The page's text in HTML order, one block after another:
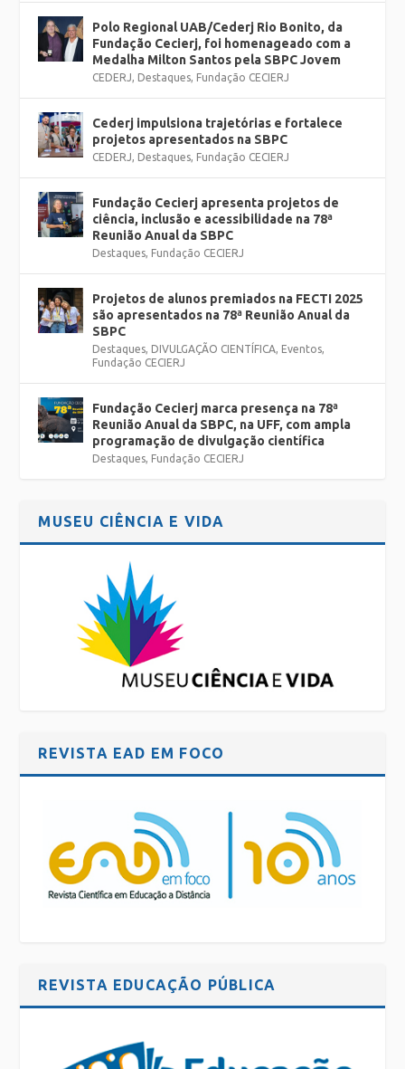
Polo Regional UAB/Cederj Rio Bonito, da
Fundação Cecierj, foi homenageado com a
Medalha Milton Santos pela SBPC Jovem
CEDERJ, Destaques, Fundação CECIERJ
Cederj impulsiona trajetórias e fortalece
projetos apresentados na SBPC
CEDERJ, Destaques, Fundação CECIERJ
Fundação Cecierj apresenta projetos de
ciência, inclusão e acessibilidade na 78ª
Reunião Anual da SBPC
Destaques, Fundação CECIERJ
Projetos de alunos premiados na FECTI 2025
são apresentados na 78ª Reunião Anual da
SBPC
Destaques, DIVULGAÇÃO CIENTÍFICA, Eventos,
Fundação CECIERJ
Fundação Cecierj marca presença na 78ª
Reunião Anual da SBPC, na UFF, com ampla
programação de divulgação científica
Destaques, Fundação CECIERJ
MUSEU CIÊNCIA E VIDA
REVISTA EAD EM FOCO
REVISTA EDUCAÇÃO PÚBLICA